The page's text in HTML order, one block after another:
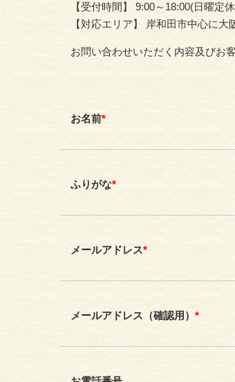
【受付時間】 9:00～18:00(日曜定
【対応エリア】 岸和田市中心に大
お問い合わせいただく内容及びお
お名前*
ふりがな*
メールアドレス*
メールアドレス（確認用） *